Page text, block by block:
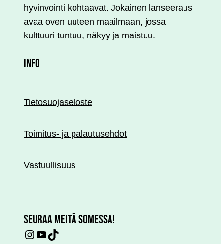
hyvinvointi kohtaavat. Jokainen lanseeraus
avaa oven uuteen maailmaan, jossa
kulttuuri tuntuu, näkyy ja maistuu.
INFO
Tietosuojaseloste
Toimitus- ja palautusehdot
Vastuullisuus
SEURAA MEITÄ SOMESSA!
Instagram
YouTube
TikTok